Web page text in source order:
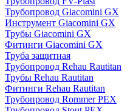
Трубопровод Giacomini GX
Инструмент Giacomini GX
Трубы Giacomini GX
Фитинги Giacomini GX
Труба защитная
Трубопровод Rehau Rautitan
Трубы Rehau Rautitan
Фитинги Rehau Rautitan
Трубопровод Rommer PEX